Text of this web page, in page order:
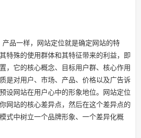
品一样，网站定位就是确定网站的特
特殊的使用群体和其特征带来的利益，即
，它的核心概念、目标用户群、核心作用
是对用户、市场、产品、价格以及广告诉
设网站在用户心中的形象地位。网站定位
网站的核心差异点，然后在这个差异点的
式中树立一个品牌形象、一个差异化概